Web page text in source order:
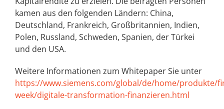
kamen aus den folgenden Ländern: China,
Deutschland, Frankreich, Großbritannien, Indien,
Polen, Russland, Schweden, Spanien, der Türkei
und den USA.
Weitere Informationen zum Whitepaper Sie unter
https://www.siemens.com/global/de/home/produkte/
week/digitale-transformation-finanzieren.html